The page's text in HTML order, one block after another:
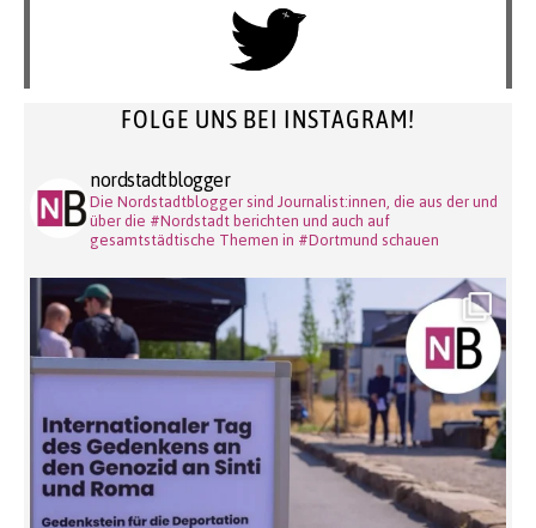
FOLGE UNS BEI INSTAGRAM!
nordstadtblogger
Die Nordstadtblogger sind Journalist:innen, die aus der und
über die #Nordstadt berichten und auch auf
gesamtstädtische Themen in #Dortmund schauen